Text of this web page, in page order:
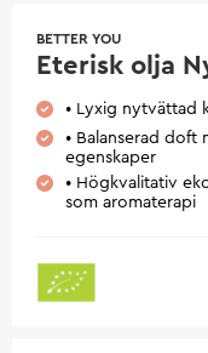
BETTER YOU
Eterisk olja
• Lyxig nytvättad
• Balanserad
egenskaper
• Högkvalitativ
som aromaterapi